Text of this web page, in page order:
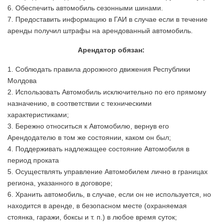
6. Обеспечить автомобиль сезонными шинами.
7. Предоставить информацию в ГАИ в случае если в течение
аренды получил штрафы на арендованный автомобиль.
Арендатор обязан:
1. Соблюдать правила дорожного движения Республики
Молдова
2. Использовать Автомобиль исключительно по его прямому
назначению, в соответствии с техническими
характеристиками;
3. Бережно относиться к Автомобилю, вернув его
Арендодателю в том же состоянии, каком он был;
4. Поддерживать надлежащее состояние Автомобиля в
период проката
5. Осуществлять управление Автомобилем лично в границах
региона, указанного в договоре;
6. Хранить автомобиль, в случае, если он не используется, но
находится в аренде, в безопасном месте (охраняемая
стоянка, гаражи, боксы и т. п.) в любое время суток;